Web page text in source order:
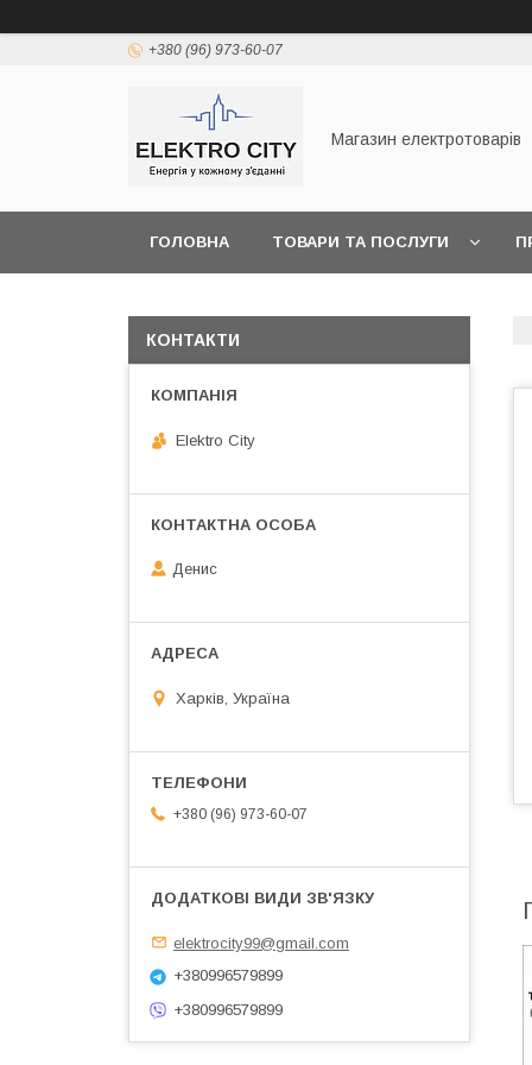
+380 (96) 973-60-07
Магазин електротоварів
ГОЛОВНА ТОВАРИ ТА ПОСЛУГИ
КОНТАКТИ
Elektro City
Денис
Харків, Україна
+380 (96) 973-60-07
elektrocity99@gmail.com
+380996579899
+380996579899